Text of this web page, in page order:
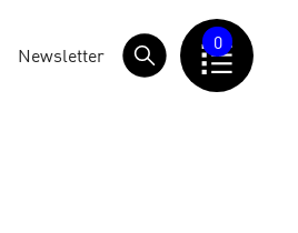
Newsletter
0